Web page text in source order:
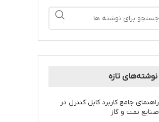
نوشته‌های تازه
راهنمای جامع کاربرد کابل کنترل در
صنایع نفت و گاز